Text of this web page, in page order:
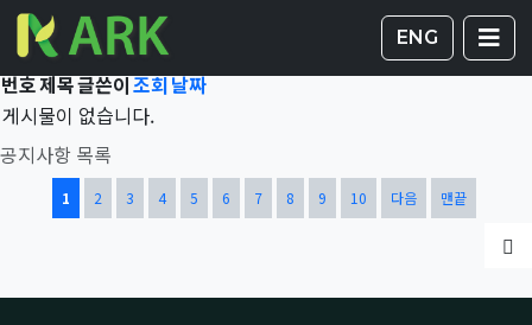
ENG
Total 42,970건1 페이지 게시판
공지사항 목록
번호제목글쓴이조회날짜
게시물이 없습니다.
열린
1 페이지
2
페이지3페이지4
페이지5페이지6
페이지7
페이지8
페이지9
페이지10
페이지 다음 맨끝